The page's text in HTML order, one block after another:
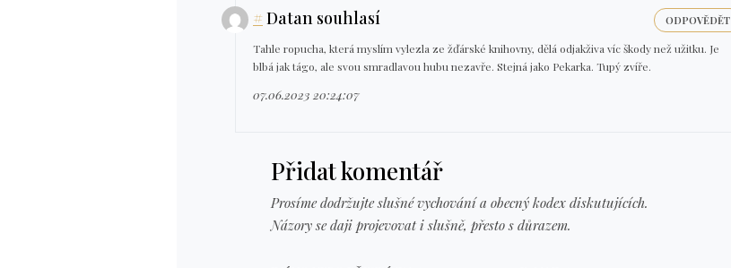
#Datan souhlasí
Tahle ropucha, která myslím vylezla ze žďárské knihovny, dělá odjakživa víc škody než užitku. Je
blbá jak tágo, ale svou smradlavou hubu nezavře. Stejná jako Pekarka. Tupý zvíře.
07.06.2023 20:24:07
ODPOVĚDĚT
Přidat komentář
Prosíme dodržujte slušné vychování a obecný kodex diskutujících.
Názory se daji projevovat i slušně, přesto s důrazem.